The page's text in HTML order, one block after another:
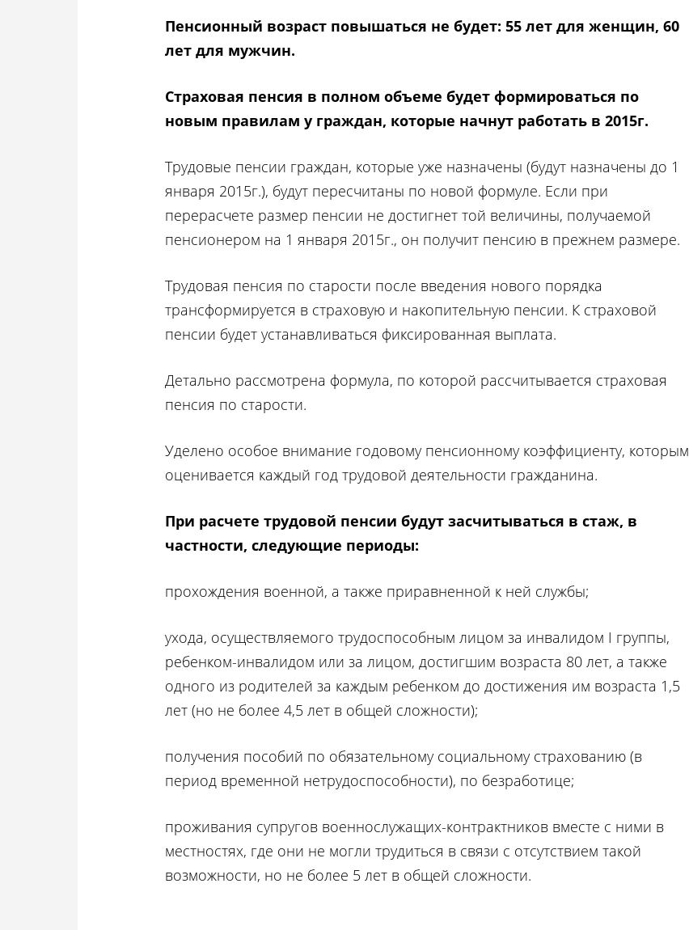
Пенсионный возраст повышаться не будет: 55 лет для женщин, 60
лет для мужчин.
Страховая пенсия в полном объеме будет формироваться по
новым правилам у граждан, которые начнут работать в 2015г.
Трудовые пенсии граждан, которые уже назначены (будут назначены до 1
января 2015г.), будут пересчитаны по новой формуле. Если при
перерасчете размер пенсии не достигнет той величины, получаемой
пенсионером на 1 января 2015г., он получит пенсию в прежнем размере.
Трудовая пенсия по старости после введения нового порядка
трансформируется в страховую и накопительную пенсии. К страховой
пенсии будет устанавливаться фиксированная выплата.
Детально рассмотрена формула, по которой рассчитывается страховая
пенсия по старости.
Уделено особое внимание годовому пенсионному коэффициенту, которым
оценивается каждый год трудовой деятельности гражданина.
При расчете трудовой пенсии будут засчитываться в стаж, в
частности, следующие периоды:
прохождения военной, а также приравненной к ней службы;
ухода, осуществляемого трудоспособным лицом за инвалидом I группы,
ребенком-инвалидом или за лицом, достигшим возраста 80 лет, а также
одного из родителей за каждым ребенком до достижения им возраста 1,5
лет (но не более 4,5 лет в общей сложности);
получения пособий по обязательному социальному страхованию (в
период временной нетрудоспособности), по безработице;
проживания супругов военнослужащих-контрактников вместе с ними в
местностях, где они не могли трудиться в связи с отсутствием такой
возможности, но не более 5 лет в общей сложности.